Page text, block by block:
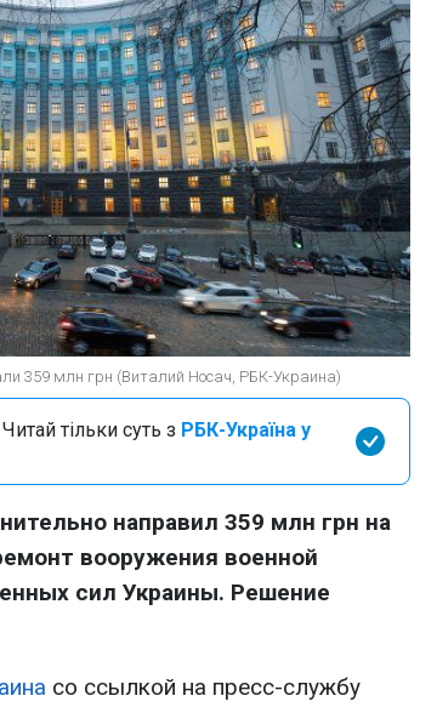
359 млн грн (Виталий Носач, РБК-Украина)
тільки суть з РБК-Україна у
направил 359 млн грн на
вооружения военной
сил Украины. Решение
со ссылкой на пресс-службу